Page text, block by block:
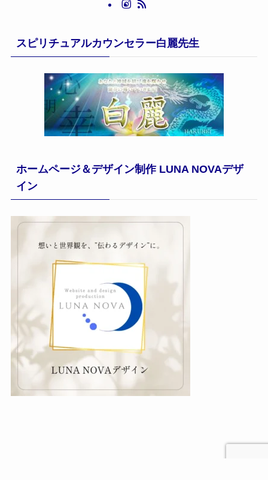
スピリチュアルカウンセラー白麗先生
ホームページ＆デザイン制作 LUNA NOVAデザ
イン